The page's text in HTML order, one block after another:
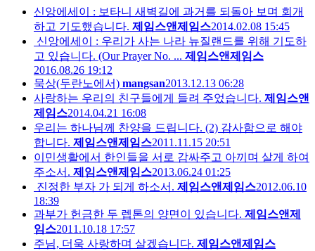
신앙에세이 : 보타니 새벽길에 과거를 되돌아 보며 회개
하고 기도했습니다. 제임스앤제임스2014.02.08 15:45
신앙에세이 : 우리가 사는 나라 뉴질랜드를 위해 기도하
고 있습니다. (Our Prayer No. ... 제임스앤제임스
2016.08.26 19:12
묵상(두란노에서) mangsan2013.12.13 06:28
사랑하는 우리의 친구들에게 들려 주었습니다. 제임스앤
제임스2014.04.21 16:08
우리는 하나님께 찬양을 드립니다. (2) 감사함으로 해야
합니다. 제임스앤제임스2011.11.15 20:51
이민생활에서 한인들을 서로 감싸주고 아끼며 살게 하여
주소서. 제임스앤제임스2013.06.24 01:25
진정한 부자 가 되게 하소서. 제임스앤제임스2012.06.10
18:39
과부가 헌금한 두 렙톤의 양면이 있습니다. 제임스앤제
임스2011.10.18 17:57
주님, 더욱 사랑하며 살겠습니다. 제임스앤제임스